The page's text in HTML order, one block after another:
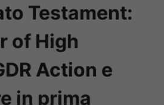
Testament:
of High
Action e
in prima